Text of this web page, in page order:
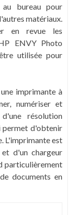
bureau pour
matériaux.
en revue les
ENVY Photo
utilisée pour
imprimante à
numériser et
résolution
permet d'obtenir
L'imprimante est
d'un chargeur
particulièrement
documents en